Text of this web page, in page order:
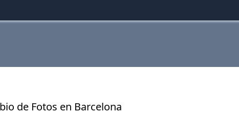
de Fotos en Barcelona